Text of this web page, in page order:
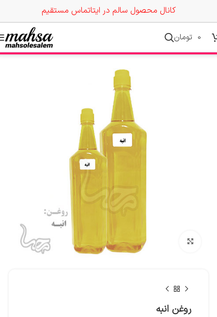
کانال محصول سالم در ایتاتماس مستقیم
0 تومان
بزرگنمایی تصویر
روغن انبه